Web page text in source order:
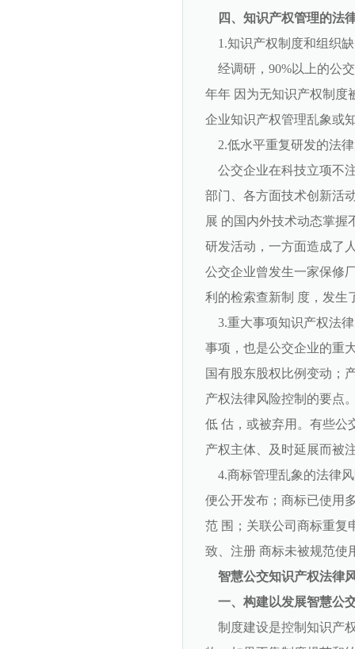
四、知识产权管理的法
1.知识产权制度和组织
经调研，90%以上的公
年年 因为无知识产权制度
企业知识产权管理乱象或
2.低水平重复研发的法
公交企业在科技立项不
部门、各方面技术创新活
展 的国内外技术动态掌握
研发活动，一方面造成了
公交企业曾发生一家保修
利的检索查新制 度，发生
3.重大事项知识产权法
事项，也是公交企业的重
国有股东股权比例变动；
产权法律风险控制的要点
低 估，或被弃用。有些公
产权主体、及时延展而被
4.商标管理乱象的法律
便公开发布；商标已使用
范 围；关联公司商标重复
致、注册 商标未被规范使
智慧公交知识产权法律
一、构建以发展智慧公
制度建设是控制知识产